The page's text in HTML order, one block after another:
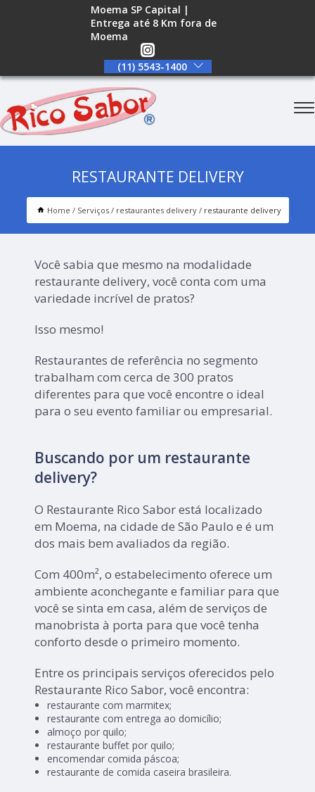
Moema SP Capital |
Entrega até 8 Km fora de
Moema
(11) 5543-1400
RESTAURANTE DELIVERY
Home Serviços restaurantes delivery restaurante delivery
Você sabia que mesmo na modalidade
restaurante delivery, você conta com uma
variedade incrível de pratos?
Isso mesmo!
Restaurantes de referência no segmento
trabalham com cerca de 300 pratos
diferentes para que você encontre o ideal
para o seu evento familiar ou empresarial.
Buscando por um restaurante
delivery?
O Restaurante Rico Sabor está localizado
em Moema, na cidade de São Paulo e é um
dos mais bem avaliados da região.
Com 400m², o estabelecimento oferece um
ambiente aconchegante e familiar para que
você se sinta em casa, além de serviços de
manobrista à porta para que você tenha
conforto desde o primeiro momento.
Entre os principais serviços oferecidos pelo
Restaurante Rico Sabor, você encontra:
restaurante com marmitex;
restaurante com entrega ao domicílio;
almoço por quilo;
restaurante buffet por quilo;
encomendar comida páscoa;
restaurante de comida caseira brasileira.